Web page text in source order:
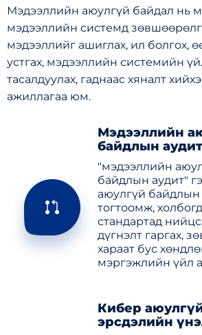
Мэдээллийн аюулгүй байдал нь
мэдээллийн системд
мэдээллийг ашиглах, ил болгох,
устгах, мэдээллийн системийн
тасалдуулах, гаднаас хяналт
ажиллагаа юм.
Мэдээллийн
байдлын аудит
"мэдээллийн
байдлын аудит"
аюулгүй байдлын
тогтоомж,
стандартад
дүгнэлт гаргах,
хараат бус
мэргэжлийн үйл
Кибер
эрсдэлийн